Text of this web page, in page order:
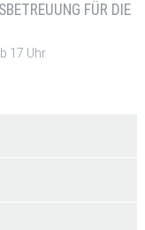
FÜR DIE
17 Uhr